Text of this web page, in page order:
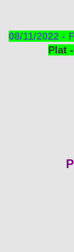
08/11/2022 -
Plat